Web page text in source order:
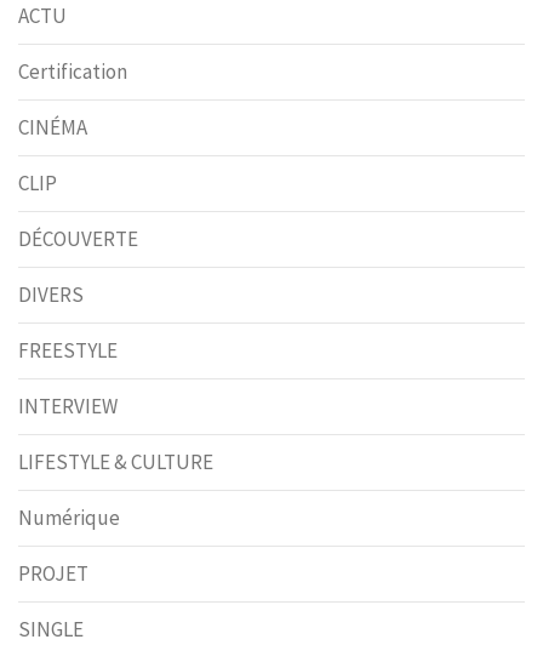
ACTU
Certification
CINÉMA
CLIP
DÉCOUVERTE
DIVERS
FREESTYLE
INTERVIEW
LIFESTYLE & CULTURE
Numérique
PROJET
SINGLE